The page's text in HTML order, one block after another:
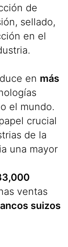
de
sellado,
en el
en más
el mundo.
crucial
de la
una mayor
ventas
suizos